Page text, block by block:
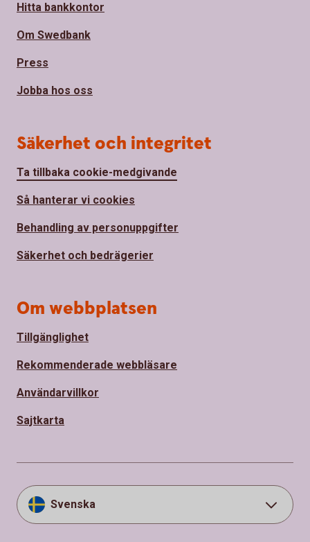
Hitta bankkontor
Om Swedbank
Press
Jobba hos oss
Säkerhet och integritet
Ta tillbaka cookie-medgivande
Så hanterar vi cookies
Behandling av personuppgifter
Säkerhet och bedrägerier
Om webbplatsen
Tillgänglighet
Rekommenderade webbläsare
Användarvillkor
Sajtkarta
Svenska